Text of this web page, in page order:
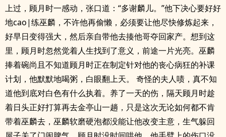
上过，顾月时一感动，张口道：“多谢麟儿。”他下决心要好好
地cao|练巫麟，不许他再偷懒，必须要让他尽快修炼起来，
好早日变得强大，然后亲自带他去揍他哥夺回家产。想到这
里，顾月时忽然觉着人生找到了意义，前途一片光亮。巫麟
捧着碗尚且不知道顾月时正在制定针对他的丧心病狂的补课
计划，他默默地喝粥，白眼翻上天。 奇怪的夫人啧，真不知
道他到底对白色有什么执着。养了一天的伤，隔天顾月时趁
着日头正好打算再去金亭山一趟，只是这次无论如何都不肯
带着巫麟去，巫麟软磨硬泡都没能让他改变主意，生气躲回